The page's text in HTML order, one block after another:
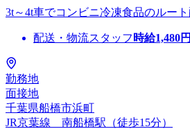
3t～4t車でコンビニ冷凍食品のルート
配送・物流スタッフ 時給1,480
勤務地
面接地
千葉県船橋市浜町
JR京葉線 南船橋駅（徒歩15分）